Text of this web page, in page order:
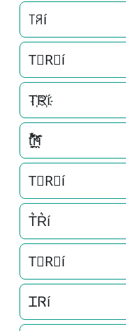
꓄ꋪí
T⃟R⃟í
T҉R҉í
t̘̟̼̉̈́͐͋͌̊r̼̯̤̈ͭ̃ͨ̆í
T⃗R⃗í
T͛R͛í
T⃒R⃒í
ᏆᏒí